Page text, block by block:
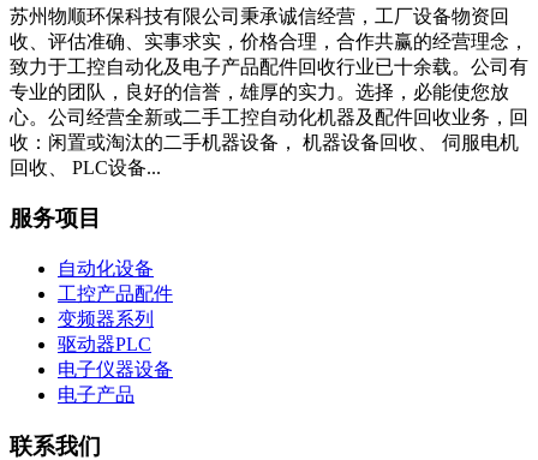
苏州物顺环保科技有限公司秉承诚信经营，工厂设备物资回
收、评估准确、实事求实，价格合理，合作共赢的经营理念，
致力于工控自动化及电子产品配件回收行业已十余载。公司有
专业的团队，良好的信誉，雄厚的实力。选择，必能使您放
心。公司经营全新或二手工控自动化机器及配件回收业务，回
收：闲置或淘汰的二手机器设备， 机器设备回收、 伺服电机
回收、 PLC设备...
服务项目
自动化设备
工控产品配件
变频器系列
驱动器PLC
电子仪器设备
电子产品
联系我们